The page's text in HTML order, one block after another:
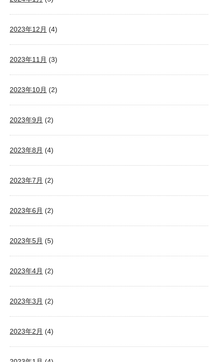
2023年12月 (4)
2023年11月 (3)
2023年10月 (2)
2023年9月 (2)
2023年8月 (4)
2023年7月 (2)
2023年6月 (2)
2023年5月 (5)
2023年4月 (2)
2023年3月 (2)
2023年2月 (4)